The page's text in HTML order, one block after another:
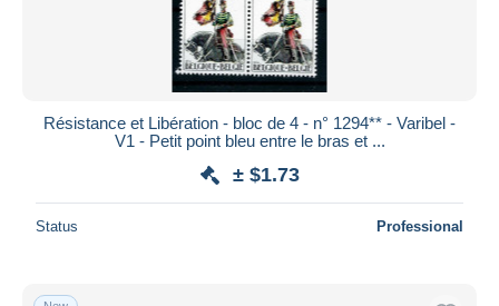
Résistance et Libération - bloc de 4 - n° 1294** - Varibel -
V1 - Petit point bleu entre le bras et ...
± $1.73
Status Professional